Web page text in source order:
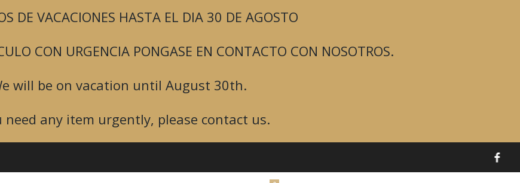
DE VACACIONES HASTA EL DIA 30 DE AGOSTO
CON URGENCIA PONGASE EN CONTACTO CON NOSOTROS.
will be on vacation until August 30th.
need any item urgently, please contact us.